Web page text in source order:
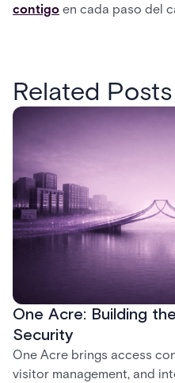
contigo en cada paso del
Related Posts
One Acre: Building
Security
One Acre brings access
visitor management, and